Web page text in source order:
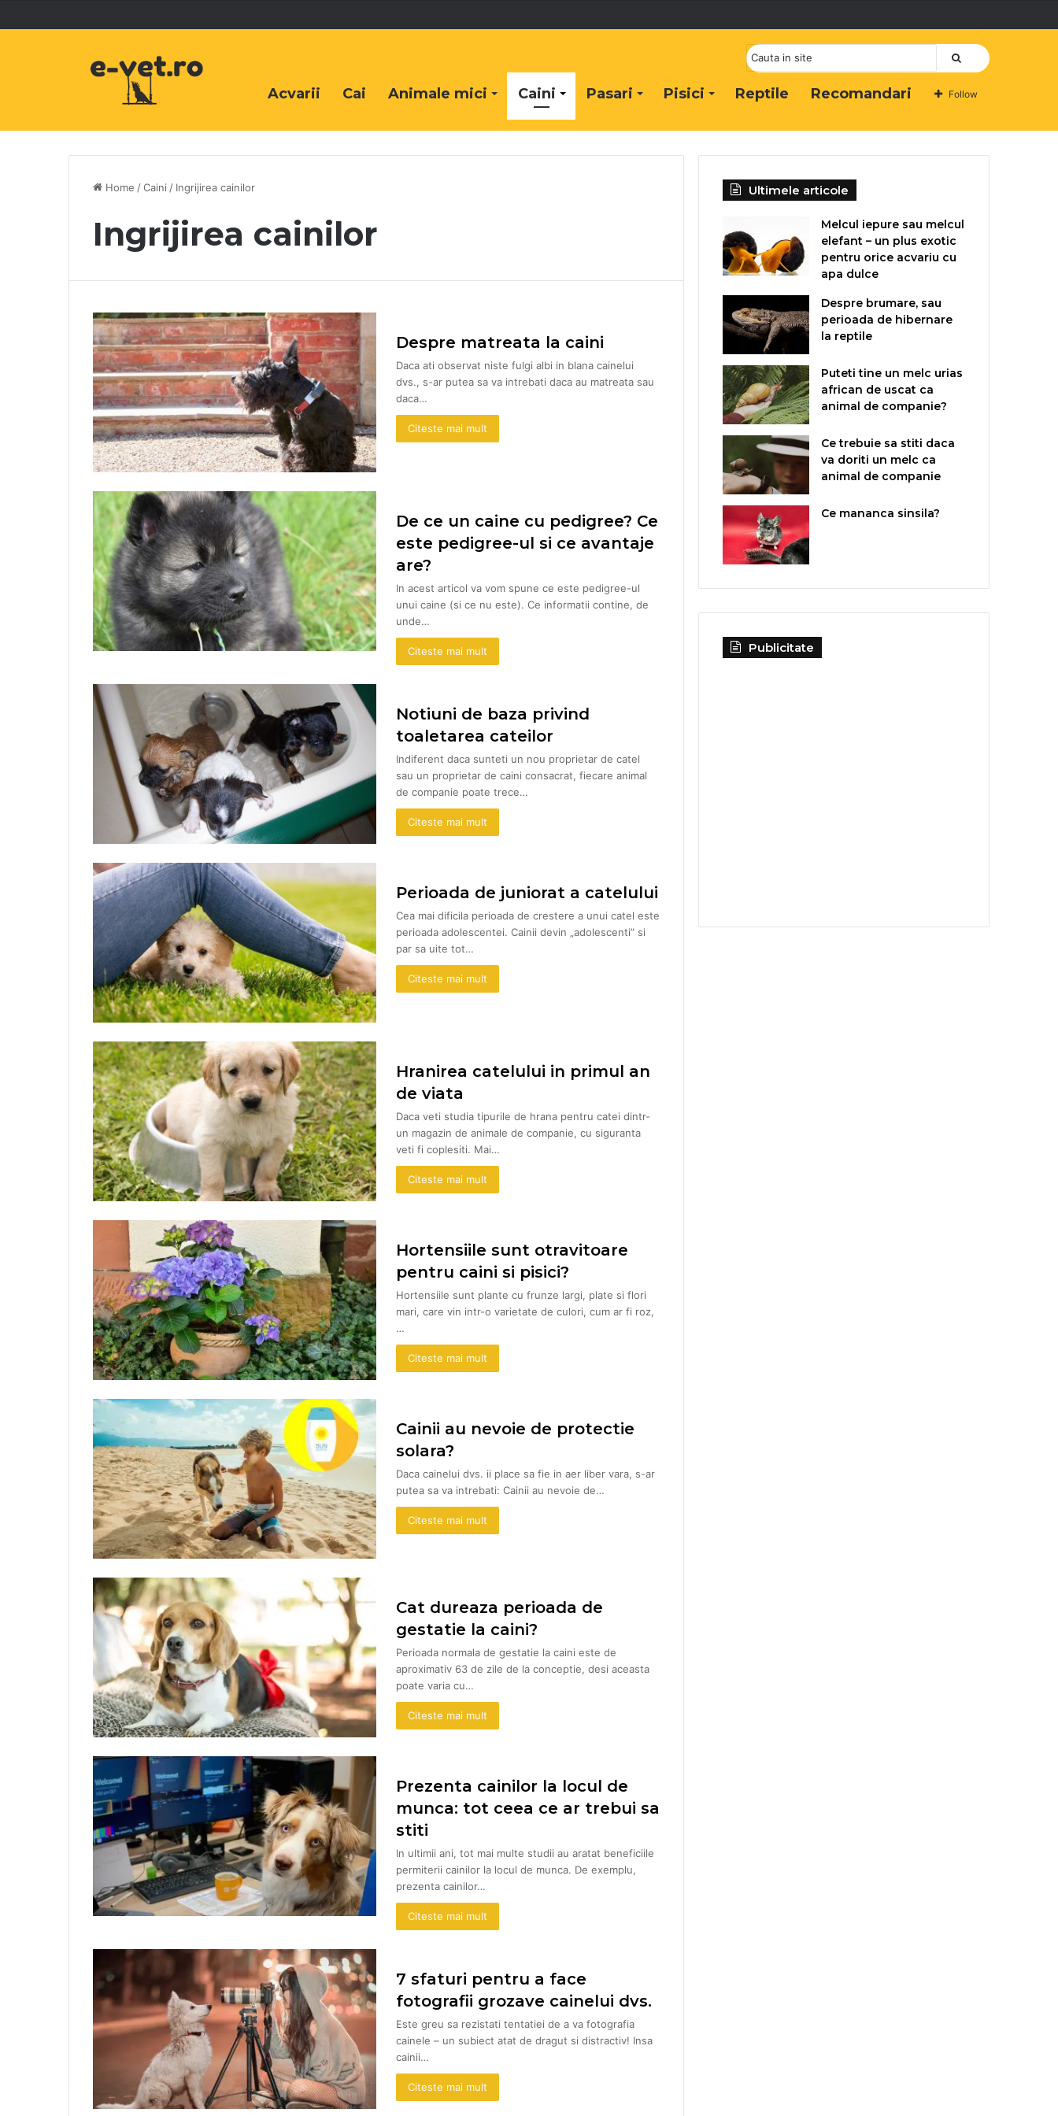
Cauta
Acvarii Cai Animale mici Caini Pasari Pisici Reptile Recomandari Follow
Home /Caini / Ingrijirea cainilor
Ingrijirea cainilor
Despre matreata la caini
Daca ati observat niste fulgi albi in blana cainelui
dvs., s-ar putea sa va intrebati daca au matreata sau
daca…
Citeste mai mult
De ce un caine cu pedigree? Ce
este pedigree-ul si ce avantaje
are?
In acest articol va vom spune ce este pedigree-ul
unui caine (si ce nu este). Ce informatii contine, de
unde…
Citeste mai mult
Notiuni de baza privind
toaletarea cateilor
Indiferent daca sunteti un nou proprietar de catel
sau un proprietar de caini consacrat, fiecare animal
de companie poate trece…
Citeste mai mult
Perioada de juniorat a catelului
Cea mai dificila perioada de crestere a unui catel este
perioada adolescentei. Cainii devin „adolescenti” si
par sa uite tot…
Citeste mai mult
Hranirea catelului in primul an
de viata
Daca veti studia tipurile de hrana pentru catei dintr-
un magazin de animale de companie, cu siguranta
veti fi coplesiti. Mai…
Citeste mai mult
Hortensiile sunt otravitoare
pentru caini si pisici?
Hortensiile sunt plante cu frunze largi, plate si flori
mari, care vin intr-o varietate de culori, cum ar fi roz,
…
Citeste mai mult
Cainii au nevoie de protectie
solara?
Daca cainelui dvs. ii place sa fie in aer liber vara, s-ar
putea sa va intrebati: Cainii au nevoie de…
Citeste mai mult
Cat dureaza perioada de
gestatie la caini?
Perioada normala de gestatie la caini este de
aproximativ 63 de zile de la conceptie, desi aceasta
poate varia cu…
Citeste mai mult
Prezenta cainilor la locul de
munca: tot ceea ce ar trebui sa
stiti
In ultimii ani, tot mai multe studii au aratat beneficiile
permiterii cainilor la locul de munca. De exemplu,
prezenta cainilor…
Citeste mai mult
7 sfaturi pentru a face
fotografii grozave cainelui dvs.
Este greu sa rezistati tentatiei de a va fotografia
cainele – un subiect atat de dragut si distractiv! Insa
cainii…
Citeste mai mult
Ultimele articole
Melcul iepure sau melcul
elefant – un plus exotic
pentru orice acvariu cu
apa dulce
Despre brumare, sau
perioada de hibernare
la reptile
Puteti tine un melc urias
african de uscat ca
animal de companie?
Ce trebuie sa stiti daca
va doriti un melc ca
animal de companie
Ce mananca sinsila?
Publicitate